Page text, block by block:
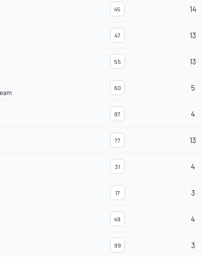
45 14
47 13
55 13
60 5
97 4
77 13
31 4
17 3
49 4
99 3